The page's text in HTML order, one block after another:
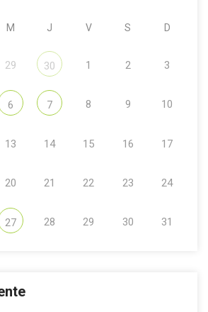
M J V S D
29 30 1 2 3
6 7 8 9 10
13 14 15 16 17
20 21 22 23 24
27 28 29 30 31